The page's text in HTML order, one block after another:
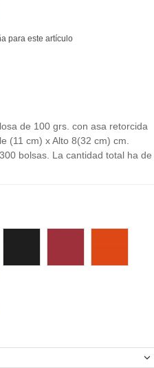
para este artículo
de 100 grs. con asa retorcida
(11 cm) x Alto 8(32 cm) cm.
bolsas. La cantidad total ha de